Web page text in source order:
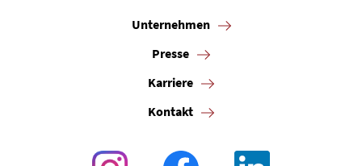
Unternehmen
Presse
Karriere
Kontakt